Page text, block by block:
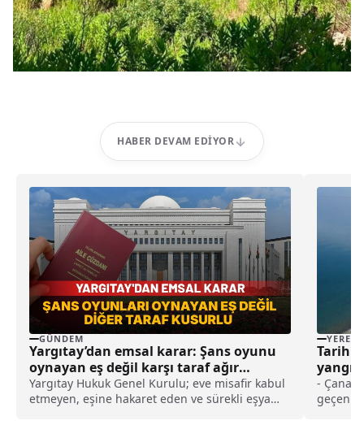
HABER DEVAM EDIYOR
GÜNDEM
Yargıtay’dan emsal karar: Şans oyunu
oynayan eş değil karşı taraf ağır
kusurlu sayıldı
Yargıtay Hukuk Genel Kurulu; eve misafir kabul
etmeyen, eşine hakaret eden ve sürekli eşya
YEREL
Tarihi
-
geçen